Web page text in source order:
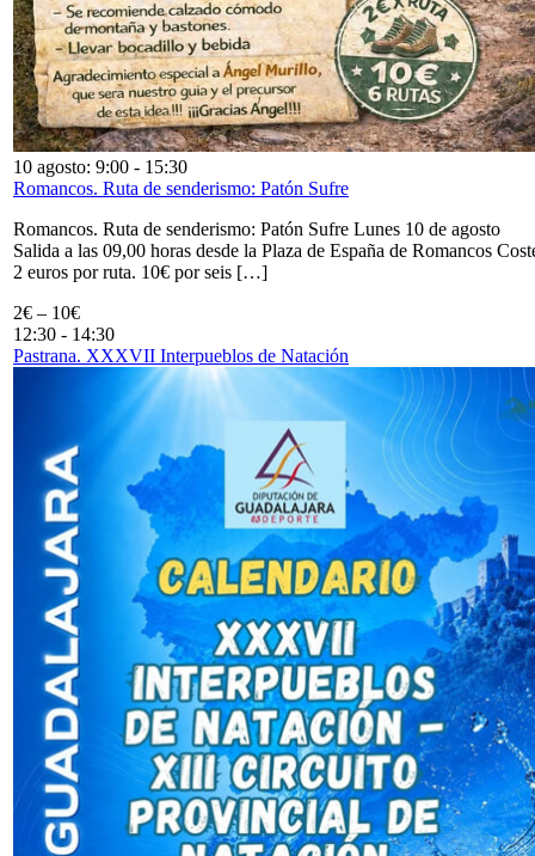
10 agosto: 9:00 - 15:30
Romancos. Ruta de senderismo: Patón Sufre
Romancos. Ruta de senderismo: Patón Sufre Lunes 10 de agosto
Salida a las 09,00 horas desde la Plaza de España de Romancos
2 euros por ruta. 10€ por seis […]
2€ – 10€
12:30 - 14:30
Pastrana. XXXVII Interpueblos de Natación